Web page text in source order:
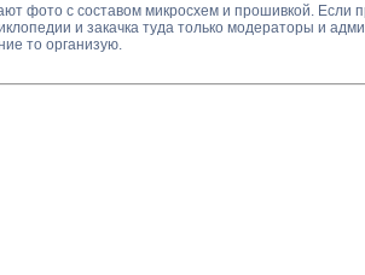
фото с составом микросхем и прошивкой. Если
и закачка туда только модераторы и
то организую.